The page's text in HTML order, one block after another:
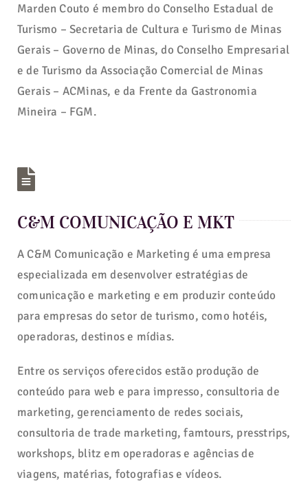
Marden Couto é membro do Conselho Estadual de
Turismo – Secretaria de Cultura e Turismo de Minas
Gerais – Governo de Minas, do Conselho Empresarial
e de Turismo da Associação Comercial de Minas
Gerais – ACMinas, e da Frente da Gastronomia
Mineira – FGM.
C&M COMUNICAÇÃO E MKT
A C&M Comunicação e Marketing é uma empresa
especializada em desenvolver estratégias de
comunicação e marketing e em produzir conteúdo
para empresas do setor de turismo, como hotéis,
operadoras, destinos e mídias.
Entre os serviços oferecidos estão produção de
conteúdo para web e para impresso, consultoria de
marketing, gerenciamento de redes sociais,
consultoria de trade marketing, famtours, presstrips,
workshops, blitz em operadoras e agências de
viagens, matérias, fotografias e vídeos.